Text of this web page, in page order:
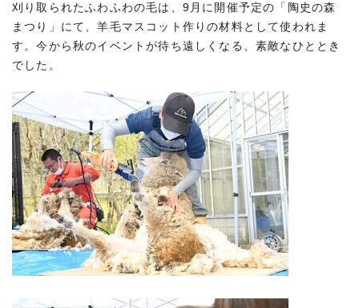
刈り取られたふわふわの毛は、9月に開催予定の「陶史の森
まつり」にて、羊毛マスコット作りの材料として使われま
す。今から秋のイベントが待ち遠しくなる、素敵なひととき
でした。